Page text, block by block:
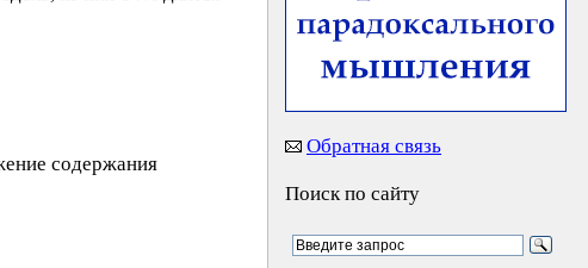
содержания
Обратная связь
Поиск по сайту